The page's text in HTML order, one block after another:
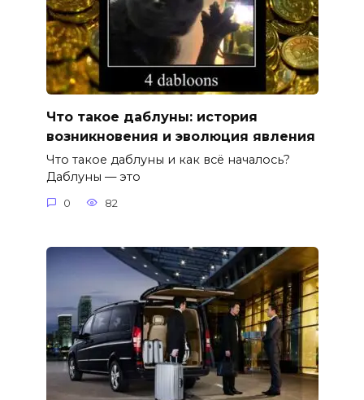
Что такое даблуны: история
возникновения и эволюция явления
Что такое даблуны и как всё началось?
Даблуны — это
0 82